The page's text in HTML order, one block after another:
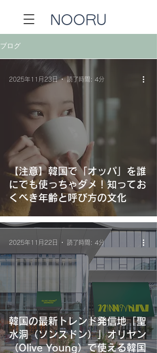
NOORU​
ブログ
【注意】韓国で「オッパ」を誰
にでも使っちゃダメ！知ってお
くべき年齢と呼び方の文化
2025年11月23日 読了時間: 4分
韓国の最新トレンド発信地「聖
水洞（ソンスドン）」オリヤン
（Olive Young）で使える韓国
2025年11月22日 読了時間: 4分